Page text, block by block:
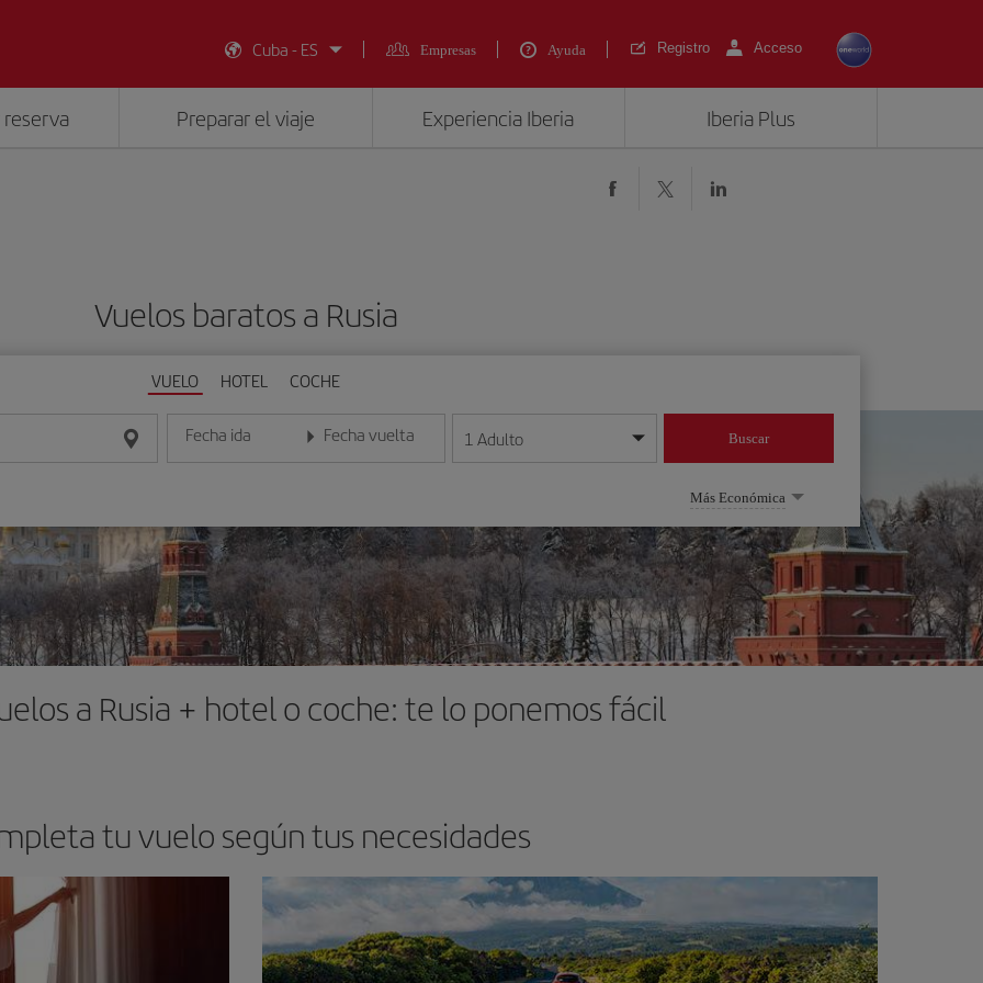
Cuba - ES
Empresas Ayuda Registro Acceso
Preparar el viaje Experiencia Iberia Iberia Plus
Vuelos baratos a Rusia
VUELO HOTEL COCHE
Fecha ida
Introduce la fecha en formato día/mes/año
Fecha vuelta
Introduce la fecha en formato día/mes/año
1 Adulto Buscar
Más Económica
a Rusia + hotel o coche: te lo ponemos fácil
tu vuelo según tus necesidades